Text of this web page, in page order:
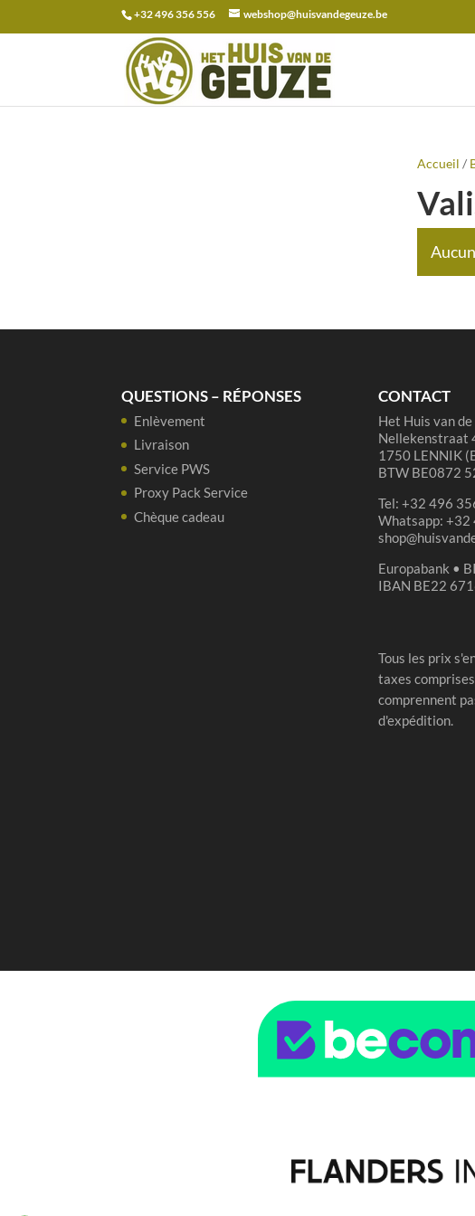
+32 496 356 556 webshop@huisvandegeuze.be
Recherche
pour :
Accueil /
QUESTIONS – RÉPONSES
Enlèvement
Livraison
Service PWS
Proxy Pack Service
Chèque cadeau
CONTACT
Het Huis van de
Nellekenstraat
1750 LENNIK
BTW BE0872
Tel: +32 496
Whatsapp:
Europabank •
IBAN BE22
Tous les prix
taxes
comprennent
d'expédition.